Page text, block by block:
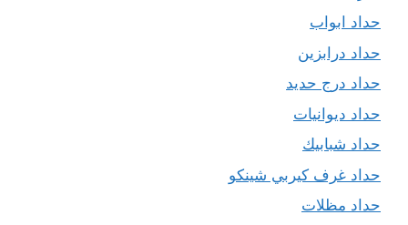
حداد ابواب
حداد درابزين
حداد درج حديد
حداد ديوانيات
حداد شبابيك
حداد غرف كيربي شينكو
حداد مظلات